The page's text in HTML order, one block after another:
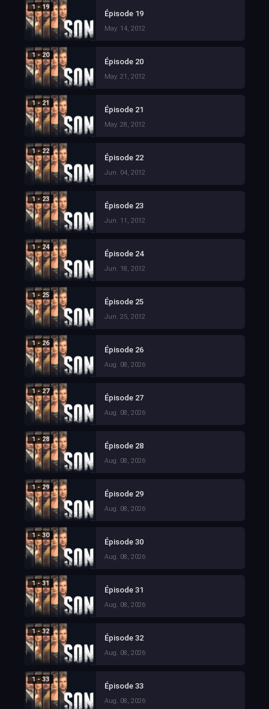
1 - 19
Épisode 19
May. 14, 2012
1 - 20
Épisode 20
May. 21, 2012
1 - 21
Épisode 21
May. 28, 2012
1 - 22
Épisode 22
Jun. 04, 2012
1 - 23
Épisode 23
Jun. 11, 2012
1 - 24
Épisode 24
Jun. 18, 2012
1 - 25
Épisode 25
Jun. 25, 2012
1 - 26
Épisode 26
Aug. 08, 2026
1 - 27
Épisode 27
Aug. 08, 2026
1 - 28
Épisode 28
Aug. 08, 2026
1 - 29
Épisode 29
Aug. 08, 2026
1 - 30
Épisode 30
Aug. 08, 2026
1 - 31
Épisode 31
Aug. 08, 2026
1 - 32
Épisode 32
Aug. 08, 2026
1 - 33
Épisode 33
Aug. 08, 2026